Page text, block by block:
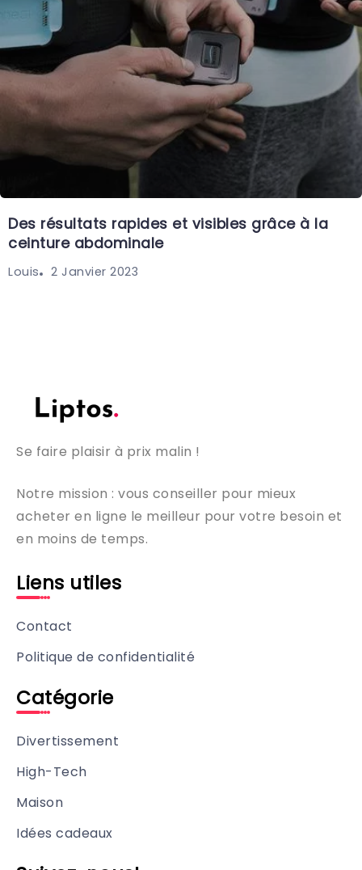
Des résultats rapides et visibles grâce à la
ceinture abdominale
Louis 2 Janvier 2023
Se faire plaisir à prix malin !
Notre mission : vous conseiller pour mieux
acheter en ligne le meilleur pour votre besoin et
en moins de temps.
Liens utiles
Contact
Politique de confidentialité
Catégorie
Divertissement
High-Tech
Maison
Idées cadeaux